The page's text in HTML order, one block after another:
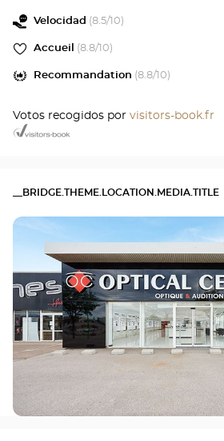
Velocidad (8.5/10)
Accueil (8.8/10)
Recommandation (8.8/10)
Votos recogidos por visitors-book.fr
__BRIDGE.THEME.LOCATION.MEDIA.TITLE